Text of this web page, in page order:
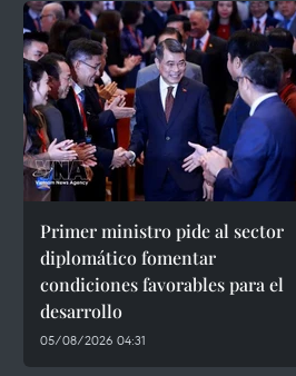
Primer ministro pide al sector
diplomático fomentar
condiciones favorables para el
desarrollo
05/08/2026 04:31